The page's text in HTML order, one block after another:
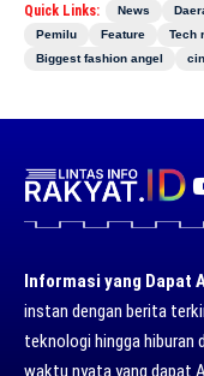
Quick Links: News
Pemilu
Feature Tech
Biggest fashion angel
Informasi yang Dapat
instan dengan berita
teknologi hingga hiburan
waktu nyata yang dapat